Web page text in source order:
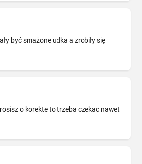
być smażone udka a zrobiły się
o korekte to trzeba czekac nawet